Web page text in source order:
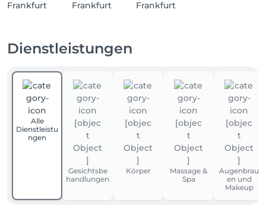
Dienstleistungen
Alle
Dienstleistu
ngen
Gesichtsbe
handlungen
Körper
Massage &
Spa
Augenbrau
en und
Makeup